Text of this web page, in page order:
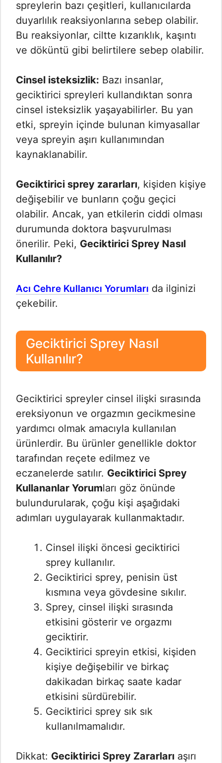
spreylerin bazı çeşitleri, kullanıcılarda
duyarlılık reaksiyonlarına sebep olabilir.
Bu reaksiyonlar, ciltte kızarıklık, kaşıntı
ve döküntü gibi belirtilere sebep olabilir.
Cinsel isteksizlik: Bazı insanlar,
geciktirici spreyleri kullandıktan sonra
cinsel isteksizlik yaşayabilirler. Bu yan
etki, spreyin içinde bulunan kimyasallar
veya spreyin aşırı kullanımından
kaynaklanabilir.
Geciktirici sprey zararları, kişiden kişiye
değişebilir ve bunların çoğu geçici
olabilir. Ancak, yan etkilerin ciddi olması
durumunda doktora başvurulması
önerilir. Peki, Geciktirici Sprey Nasıl
Kullanılır?
Acı Cehre Kullanıcı Yorumları da ilginizi
çekebilir.
Geciktirici Sprey Nasıl
Kullanılır?
Geciktirici spreyler cinsel ilişki sırasında
ereksiyonun ve orgazmın gecikmesine
yardımcı olmak amacıyla kullanılan
ürünlerdir. Bu ürünler genellikle doktor
tarafından reçete edilmez ve
eczanelerde satılır. Geciktirici Sprey
Kullananlar Yorumları göz önünde
bulundurularak, çoğu kişi aşağıdaki
adımları uygulayarak kullanmaktadır.
Cinsel ilişki öncesi geciktirici
sprey kullanılır.
Geciktirici sprey, penisin üst
kısmına veya gövdesine sıkılır.
Sprey, cinsel ilişki sırasında
etkisini gösterir ve orgazmı
geciktirir.
Geciktirici spreyin etkisi, kişiden
kişiye değişebilir ve birkaç
dakikadan birkaç saate kadar
etkisini sürdürebilir.
Geciktirici sprey sık sık
kullanılmamalıdır.
Dikkat: Geciktirici Sprey Zararları aşırı